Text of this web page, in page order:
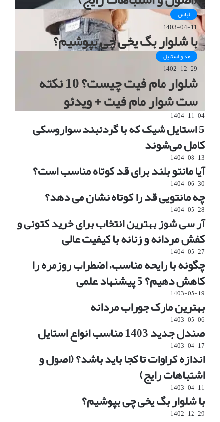
لباس
1403-04-11
با شلوار بگ یخی چی بپوشیم؟
مد و استایل
1402-12-29
شلوار مام فیت چیست؟ 10 نکته
ست شوار مام فیت + ویدئو
1404-11-04
5 استایل شیک که با گردنبند سواروسکی
کامل می‌شوند
1404-08-13
آیا مانتو بلند برای قد کوتاه مناسب است؟
1404-06-30
چه مانتویی قد را کوتاه نشان می دهد؟
1404-05-28
آر سی شوز بهترین انتخاب برای خرید کتونی و
کفش مردانه و زنانه با کیفیت عالی
1404-05-27
چگونه با رایحه مناسب، اضطراب روزمره را
کاهش دهیم؟ 5 پیشنهاد علمی
1403-05-19
بهترین مارک جوراب مردانه
1403-05-06
صندل جدید 1403 مناسب انواع استایل
1403-04-17
اندازه کراوات تا کجا باید باشد؟ (اصول و
اشتباهات رایج)
1403-04-11
با شلوار بگ یخی چی بپوشیم؟
1402-12-29